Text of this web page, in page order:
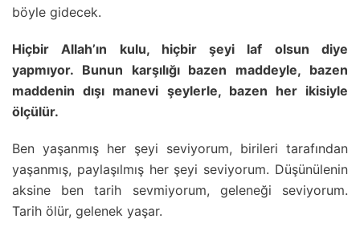
böyle gidecek.
Hiçbir Allah’ın kulu, hiçbir şeyi laf olsun diye
yapmıyor. Bunun karşılığı bazen maddeyle, bazen
maddenin dışı manevi şeylerle, bazen her ikisiyle
ölçülür.
Ben yaşanmış her şeyi seviyorum, birileri tarafından
yaşanmış, paylaşılmış her şeyi seviyorum. Düşünülenin
aksine ben tarih sevmiyorum, geleneği seviyorum.
Tarih ölür, gelenek yaşar.